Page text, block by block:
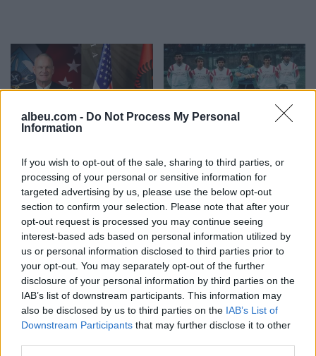
albeu.com - Do Not Process My Personal
Information
If you wish to opt-out of the sale, sharing to third parties, or
processing of your personal or sensitive information for
targeted advertising by us, please use the below opt-out
section to confirm your selection. Please note that after your
opt-out request is processed you may continue seeing
interest-based ads based on personal information utilized by
us or personal information disclosed to third parties prior to
your opt-out. You may separately opt-out of the further
disclosure of your personal information by third parties on the
IAB’s list of downstream participants. This information may
also be disclosed by us to third parties on the IAB’s List of
Downstream Participants that may further disclose it to other
nga Senati si ambasador i
SHBA-së në Shqipëri,
emërimi pret firmën e
Trump
ndahet nga jeta Besnik
Çota, ish-kapiten dhe ish-
trajner i Sopotit
Aksident fatal në Durrës,
makina përplas për vdekje
këmbësorin; drejtuesi
shoqërohet në polici
Kërcënim me bombë në
Milano, gjashtë qendra
tregtare zbrazen pas
mesazhit me email